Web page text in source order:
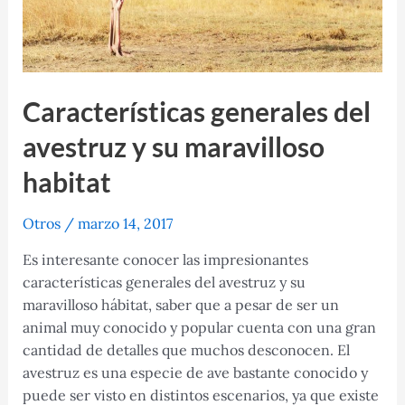
Características generales del
avestruz y su maravilloso
habitat
Otros/ marzo 14, 2017
Es interesante conocer las impresionantes
características generales del avestruz y su
maravilloso hábitat, saber que a pesar de ser un
animal muy conocido y popular cuenta con una gran
cantidad de detalles que muchos desconocen. El
avestruz es una especie de ave bastante conocido y
puede ser visto en distintos escenarios, ya que existe